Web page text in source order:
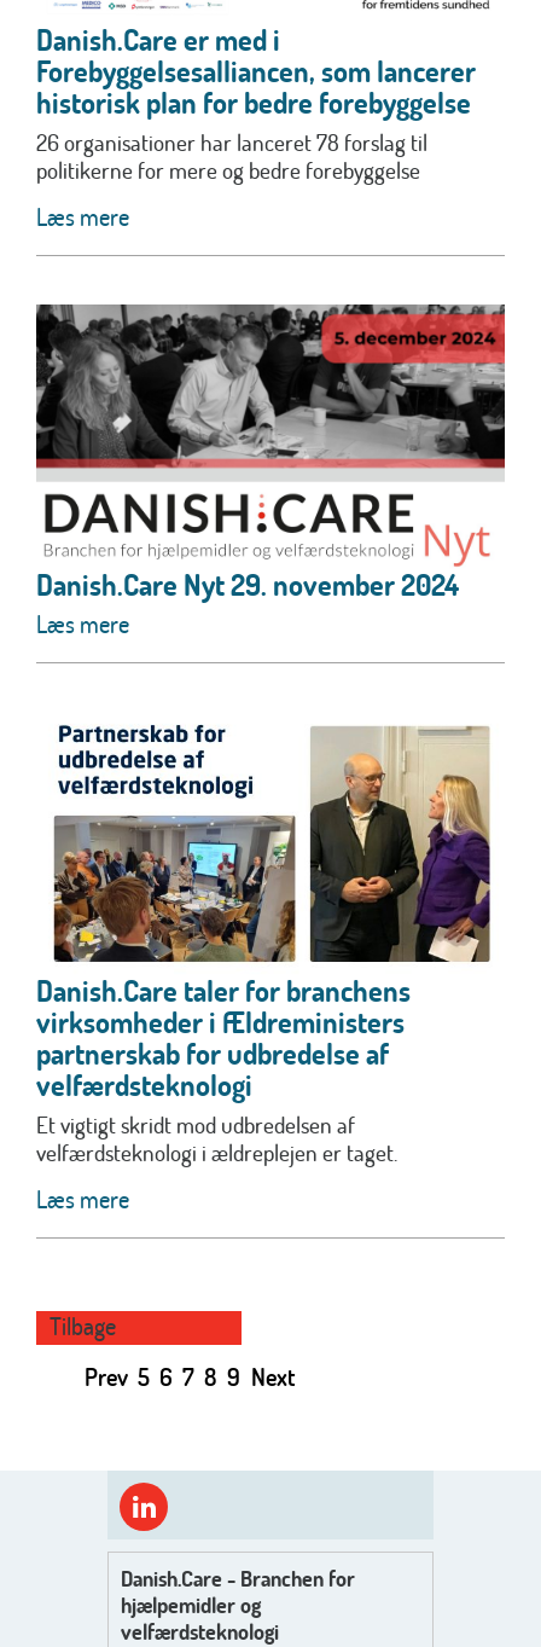
Danish.Care er med i
Forebyggelsesalliancen, som lancerer
historisk plan for bedre forebyggelse
26 organisationer har lanceret 78 forslag til
politikerne for mere og bedre forebyggelse
Læs mere
Danish.Care Nyt 29. november 2024
Læs mere
Danish.Care taler for branchens
virksomheder i Ældreministers
partnerskab for udbredelse af
velfærdsteknologi
Et vigtigt skridt mod udbredelsen af
velfærdsteknologi i ældreplejen er taget.
Læs mere
Tilbage
Prev 5 6 7 8 9 Next
Danish.Care - Branchen for
hjælpemidler og
velfærdsteknologi